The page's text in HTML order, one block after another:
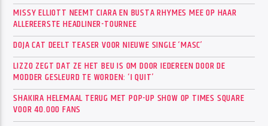
MISSY ELLIOTT NEEMT CIARA EN BUSTA RHYMES MEE OP HAAR
ALLEREERSTE HEADLINER-TOURNEE
DOJA CAT DEELT TEASER VOOR NIEUWE SINGLE ‘MASC’
LIZZO ZEGT DAT ZE HET BEU IS OM DOOR IEDEREEN DOOR DE
MODDER GESLEURD TE WORDEN: ‘I QUIT’
SHAKIRA HELEMAAL TERUG MET POP-UP SHOW OP TIMES SQUARE
VOOR 40.000 FANS